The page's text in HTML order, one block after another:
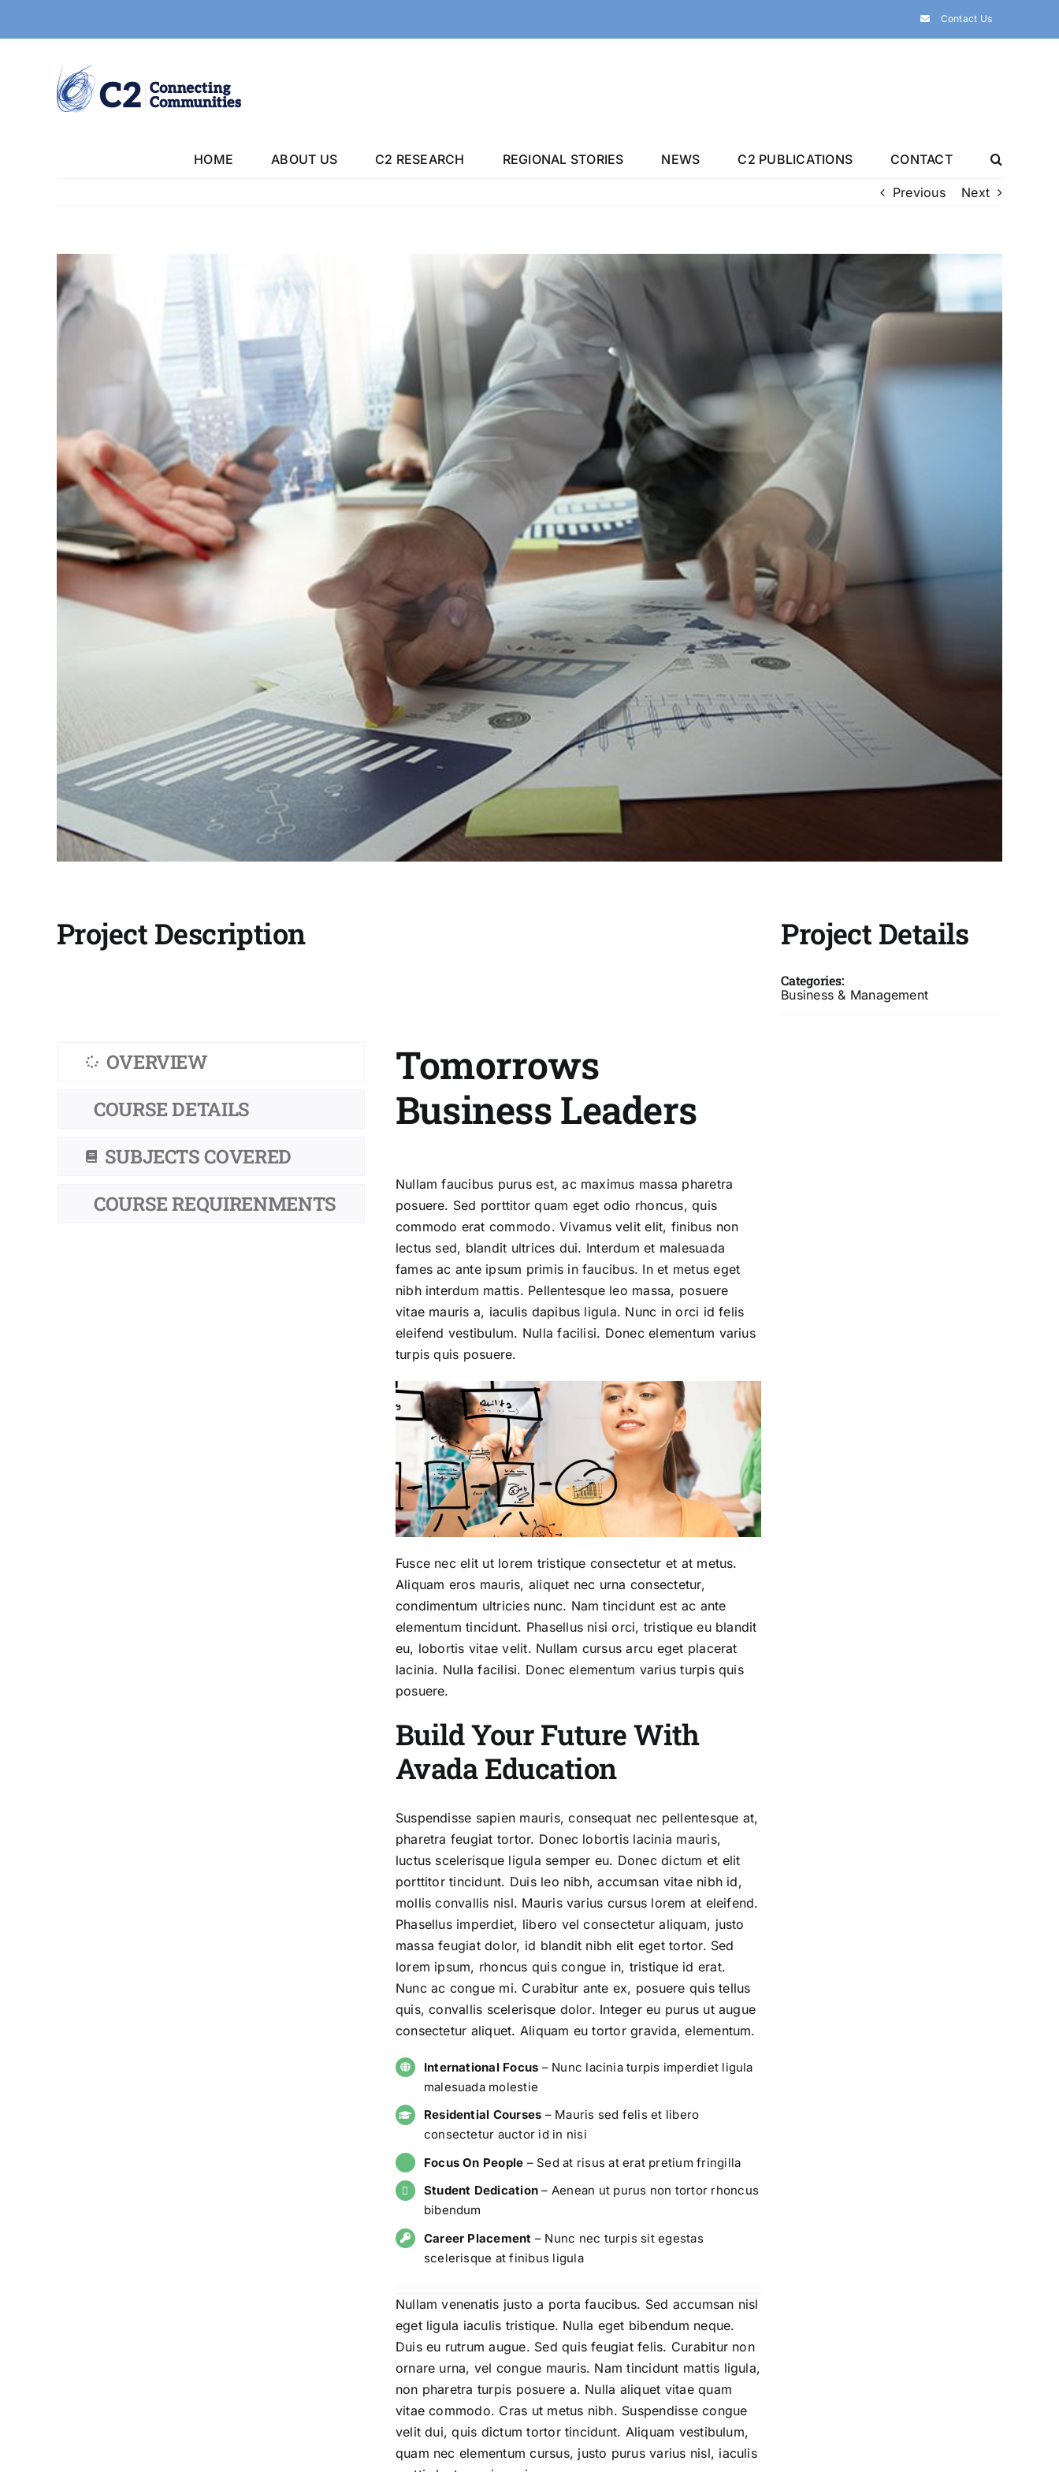
Contact Us
HOME ABOUT US C2 RESEARCH REGIONAL STORIES NEWS C2 PUBLICATIONS CONTACT
Previous Next
View
Larger
Image
Project Description
OVERVIEW
COURSE DETAILS
SUBJECTS COVERED
COURSE REQUIRENMENTS
Tomorrows
Business Leaders
Nullam faucibus purus est, ac maximus massa pharetra
posuere. Sed porttitor quam eget odio rhoncus, quis
commodo erat commodo. Vivamus velit elit, finibus non
lectus sed, blandit ultrices dui. Interdum et malesuada
fames ac ante ipsum primis in faucibus. In et metus eget
nibh interdum mattis. Pellentesque leo massa, posuere
vitae mauris a, iaculis dapibus ligula. Nunc in orci id felis
eleifend vestibulum. Nulla facilisi. Donec elementum varius
turpis quis posuere.
Fusce nec elit ut lorem tristique consectetur et at metus.
Aliquam eros mauris, aliquet nec urna consectetur,
condimentum ultricies nunc. Nam tincidunt est ac ante
elementum tincidunt. Phasellus nisi orci, tristique eu blandit
eu, lobortis vitae velit. Nullam cursus arcu eget placerat
lacinia. Nulla facilisi. Donec elementum varius turpis quis
posuere.
Build Your Future With
Avada Education
Suspendisse sapien mauris, consequat nec pellentesque at,
pharetra feugiat tortor. Donec lobortis lacinia mauris,
luctus scelerisque ligula semper eu. Donec dictum et elit
porttitor tincidunt. Duis leo nibh, accumsan vitae nibh id,
mollis convallis nisl. Mauris varius cursus lorem at eleifend.
Phasellus imperdiet, libero vel consectetur aliquam, justo
massa feugiat dolor, id blandit nibh elit eget tortor. Sed
lorem ipsum, rhoncus quis congue in, tristique id erat.
Nunc ac congue mi. Curabitur ante ex, posuere quis tellus
quis, convallis scelerisque dolor. Integer eu purus ut augue
consectetur aliquet. Aliquam eu tortor gravida, elementum.
International Focus – Nunc lacinia turpis imperdiet ligula
malesuada molestie
Residential Courses – Mauris sed felis et libero
consectetur auctor id in nisi
Focus On People – Sed at risus at erat pretium fringilla
Student Dedication – Aenean ut purus non tortor rhoncus
bibendum
Career Placement – Nunc nec turpis sit egestas
scelerisque at finibus ligula
Nullam venenatis justo a porta faucibus. Sed accumsan nisl
eget ligula iaculis tristique. Nulla eget bibendum neque.
Duis eu rutrum augue. Sed quis feugiat felis. Curabitur non
ornare urna, vel congue mauris. Nam tincidunt mattis ligula,
non pharetra turpis posuere a. Nulla aliquet vitae quam
vitae commodo. Cras ut metus nibh. Suspendisse congue
velit dui, quis dictum tortor tincidunt. Aliquam vestibulum,
quam nec elementum cursus, justo purus varius nisl, iaculis
Project Details
Categories:
Business & Management